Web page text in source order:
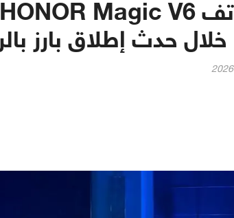
علامة HONOR تعلن عن هاتف HONOR Magic V6